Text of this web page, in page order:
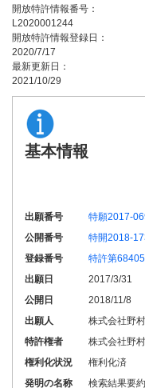
開放特許情報番号：
L2020001244
開放特許情報登録日：
2020/7/17
最新更新日：
2021/10/29
基本情報
出願番号
特願2017-
公開番号
特開2018-
登録番号
特許第
出願日
2017/3/31
公開日
2018/11/8
出願人
株式会社野
特許権者
株式会社野
権利化状況
権利化済
発明の名称
検索結果要